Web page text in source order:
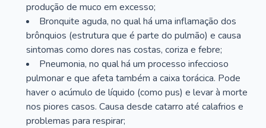
produção de muco em excesso;
Bronquite aguda, no qual há uma inflamação dos
brônquios (estrutura que é parte do pulmão) e causa
sintomas como dores nas costas, coriza e febre;
Pneumonia, no qual há um processo infeccioso
pulmonar e que afeta também a caixa torácica. Pode
haver o acúmulo de líquido (como pus) e levar à morte
nos piores casos. Causa desde catarro até calafrios e
problemas para respirar;